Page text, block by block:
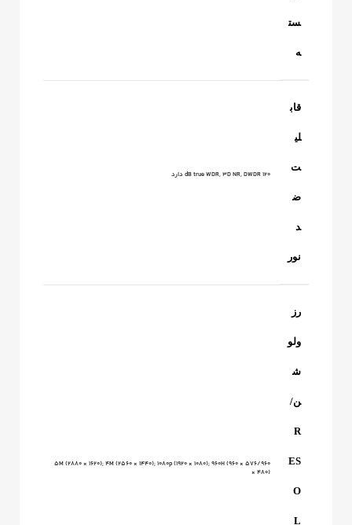
ست
ه
قاب
لی
ت
ض
د
نور
120 dB true WDR, 3D NR, DWDR دارد
رز
ولو
ش
ن/
R
ES
O
L
5M (2880 × 1620); 4M (2560 × 1440); 1080p (1920 × 1080); 960H (960 × 576/960
× 480)